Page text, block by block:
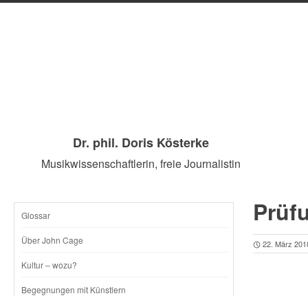
Dr. phil. Doris Kösterke
Musikwissenschaftlerin, freie Journalistin
SKIP
CONTENT
Glossar
Über John Cage
Kultur – wozu?
Begegnungen mit Künstlern
22. März